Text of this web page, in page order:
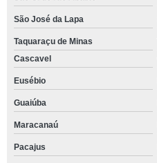
São José da Lapa
Taquaraçu de Minas
Cascavel
Eusébio
Guaiúba
Maracanaú
Pacajus